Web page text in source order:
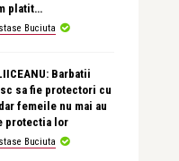
platit…
Buciuta
Barbatii
sa fie protectori cu
femeile nu mai au
protectia lor
Buciuta